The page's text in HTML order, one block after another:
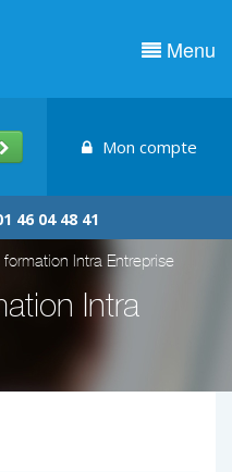
Menu
Mon compte
46 04 48 41
Intra Entreprise
Intra